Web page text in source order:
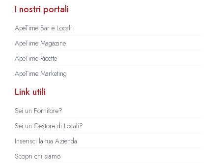
I nostri portali
ApeTime Bar e Locali
ApeTime Magazine
ApeTime Ricette
ApeTime Marketing
Link utili
Sei un Fornitore?
Sei un Gestore di Locali?
Inserisci la tua Azienda
Scopri chi siamo